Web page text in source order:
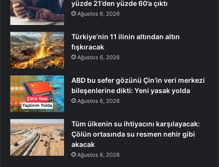
yüzde 21’den yüzde 60’a çıktı
Ağustos 6, 2026
Türkiye’nin 11 ilinin altından altın
fışkıracak
Ağustos 6, 2026
ABD bu sefer gözünü Çin’in veri merkezi
bileşenlerine dikti: Yeni yasak yolda
Ağustos 6, 2026
Tüm ülkenin su ihtiyacını karşılayacak:
Çölün ortasında su resmen nehir gibi
akacak
Ağustos 6, 2026